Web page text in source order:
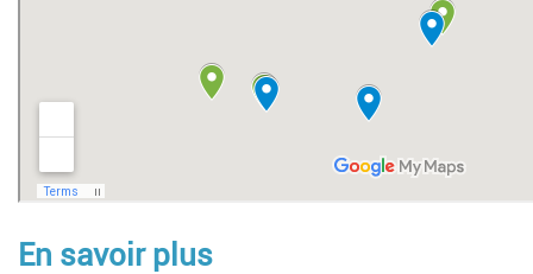
En savoir plus